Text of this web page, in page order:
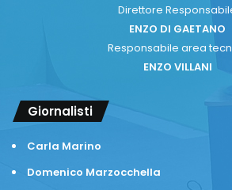
Direttore
ENZO DI GAETANO
Responsabile area
ENZO VILLANI
Giornalisti
Carla Marino
Domenico Marzocchella